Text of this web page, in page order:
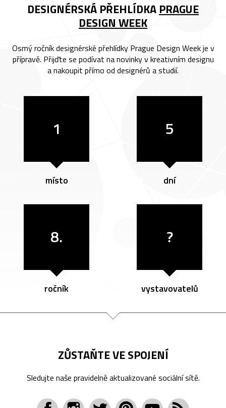
DESIGNÉRSKÁ PŘEHLÍDKA PRAGUE
DESIGN WEEK
Osmý ročník designérské přehlídky Prague Design Week je v
přípravě. Přijďte se podívat na novinky v kreativním designu
a nakoupit přímo od designérů a studií.
1
místo
5
dní
8.
ročník
?
vystavovatelů
ZŮSTAŇTE VE SPOJENÍ
Sledujte naše pravidelně aktualizované sociální sítě.